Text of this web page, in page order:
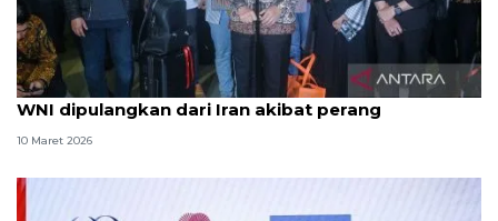
WNI dipulangkan dari Iran akibat perang
10 Maret 2026